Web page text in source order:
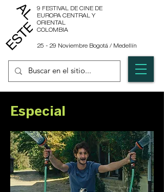
9 FESTIVAL DE CINE DE
EUROPA CENTRAL Y
ORIENTAL
COLOMBIA
25 - 29 Noviembre Bogotá / Medellín
Especial